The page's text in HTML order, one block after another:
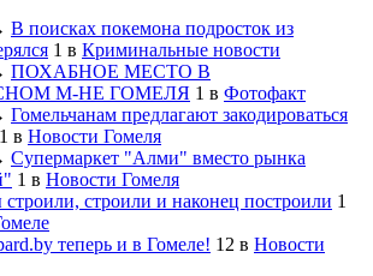
В поисках покемона подросток из
1 в Криминальные новости
ПОХАБНОЕ МЕСТО В
М-НЕ ГОМЕЛЯ 1 в Фотофакт
Гомельчанам предлагают закодироваться
1 в Новости Гомеля
Супермаркет "Алми" вместо рынка
1 в Новости Гомеля
строили и наконец построили 1
теперь и в Гомеле! 12 в Новости